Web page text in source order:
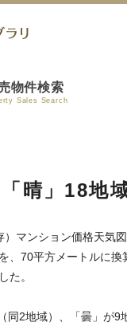
物件検索
Sales Search
晴」18地
マンション価格天気
、70平方メートルに換
た。
2地域）、「曇」が9